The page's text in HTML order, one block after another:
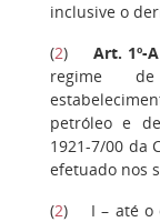
inclusive o
(2) Art. 1º-A
regime
petróleo e
1921-7/00 da
efetuado nos
(2) I – até o